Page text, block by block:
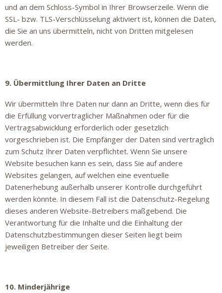
und an dem Schloss-Symbol in Ihrer Browserzeile. Wenn die
SSL- bzw. TLS-Verschlüsselung aktiviert ist, können die Daten,
die Sie an uns übermitteln, nicht von Dritten mitgelesen
werden.
9. Übermittlung Ihrer Daten an Dritte
Wir übermitteln Ihre Daten nur dann an Dritte, wenn dies für
die Erfüllung vorvertraglicher Maßnahmen oder für die
Vertragsabwicklung erforderlich oder gesetzlich
vorgeschrieben ist. Die Empfänger der Daten sind vertraglich
zum Schutz Ihrer Daten verpflichtet. Wenn Sie unsere
Website besuchen kann es sein, dass Sie auf andere
Websites gelangen, auf welchen eine eventuelle
Datenerhebung außerhalb unserer Kontrolle durchgeführt
werden könnte. In diesem Fall ist die Datenschutz-Regelung
dieses anderen Website-Betreibers maßgebend. Die
Verantwortung für die Inhalte und die Einhaltung der
Datenschutzbestimmungen dieser Seiten liegt beim
jeweiligen Betreiber der Seite.
10. Minderjährige